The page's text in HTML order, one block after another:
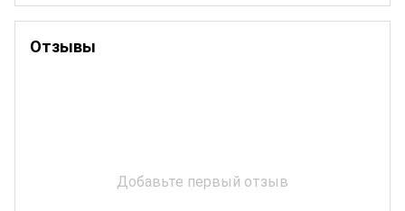
Отзывы
Добавьте первый отзыв